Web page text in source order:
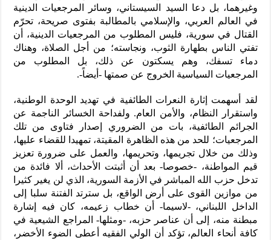
وغيرهما، بل دعا السيد السيستاني، وسائر المرجعيات الدينية
في العالم العربي، والإسلامي بالمطالبة بفتوى صريحة، تحرّم
القتال في سورية، فليس المطلوب من المرجعيات الدينية، أن
تفتي الناس بطهارة الثوب، ونجاسته؛ من أجل الصلاة، وهناك
دماء تسفك، وهم يسكتون عن ذلك، بل المطلوب من
المرجعيات السياسية الخروج عن صمتها -أيضاً-.
لقد أسهمت إثارة النعرات الطائفية في تهديد الوحدة الوطنية،
واستقرار النظام، والأمن العام. ولفداحة الخسائر الناجمة عن
الجرائم الطائفية، بات من الضروري إصدار فتاوى من تلك
المرجعيات؛ للحد من هذه الظاهرة المقيتة، تمهيدا للقضاء عليها،
وذلك من خلال تجريمها، وتحريمها، والعمل على ضرورة تعزيز
قيم المواطنة، -خصوصا- بعد أن أثبتت الأحداث، ألا فائدة من
تدخل حزب الله المباشر في الأزمة السورية، الذي لن يغير كثيرا
من موازين القوى على أرض الواقع، بل سترتد الفتنة سلبا إلى
الداخل اللبناني، -لاسيما- أن خطاب زعيمه، كان فيه إشارة
مبطنة منه، إلى أن عناصر حزبه، -ومثلها- المراجع الشيعية في
كافة أنحاء العالم، تؤكد أن الولي الفقيه أعطى الضوء الأخضر،